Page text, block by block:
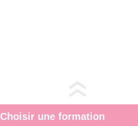
Choisir une formation